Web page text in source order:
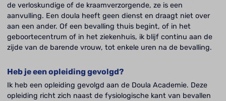
de verloskundige of de kraamverzorgende, ze is een
aanvulling. Een doula heeft geen dienst en draagt niet over
aan een ander. Of een bevalling thuis begint, of in het
geboortecentrum of in het ziekenhuis, ik blijf continu aan de
zijde van de barende vrouw, tot enkele uren na de bevalling.
Heb je een opleiding gevolgd?
Ik heb een opleiding gevolgd aan de Doula Academie. Deze
opleiding richt zich naast de fysiologische kant van bevallen